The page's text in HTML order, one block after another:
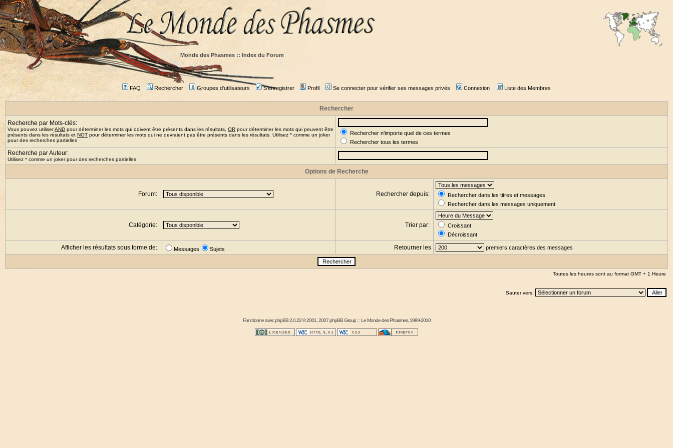
Monde des Phasmes :: Index du Forum
FAQ Rechercher Groupes d'utilisateurs S'enregistrer Profil Se connecter pour vérifier ses messages privés Connexion Liste des Membres
Rechercher
Recherche par Mots-clés:
Vous pouvez utiliserAND pour déterminer les mots qui doivent être présents dans les résultats, OR pour déterminer les mots qui peuvent être
présents dans les résultats et NOT pour déterminer les mots qui ne devraient pas être présents dans les résultats. Utilisez * comme un joker
pour des recherches partielles
Rechercher n'importe quel de ces termes
Rechercher tous les termes
Recherche par Auteur:
Utilisez * comme un joker pour des recherches partielles
Options de Recherche
Forum: Rechercher depuis:
Rechercher dans les titres et messages
Rechercher dans les messages uniquement
Catégorie: Trier par:
Croissant
Décroissant
Afficher les résultats sous forme de: Messages Sujets Retourner les premiers caractères des messages
Toutes les heures sont au format GMT + 1 Heure
Sauter vers:
Fonctionne avecphpBB2.0.22 © 2001, 2007 phpBB Group : :Le Monde des Phasmes, 1999-2010